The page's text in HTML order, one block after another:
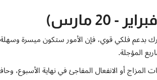
بدعم فلكي قوي، فإن الأمور ستكون ميسرة
المؤجلة.
المزاج أو الانفعال المفاجئ في نهاية الأسبوع،